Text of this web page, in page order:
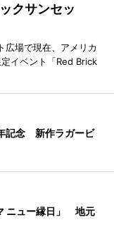
クサンセッ
広場で現在、アメリカ
イベント「Red Brick
記念 新作ラガービ
ニュー縁日」 地元